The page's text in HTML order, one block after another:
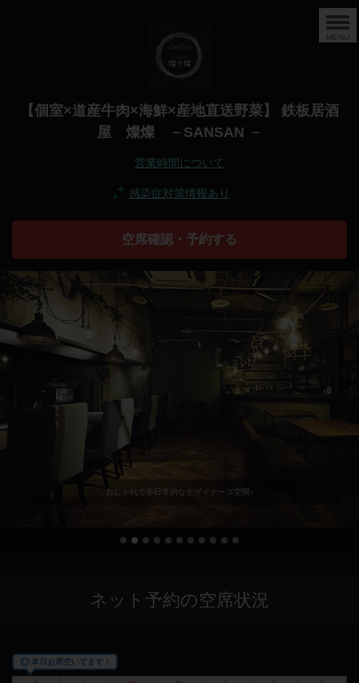
MENU
【個室×道産牛肉×海鮮×産地直送野菜】 鉄板居酒
屋 燦燦 －SANSAN －
営業時間について
感染症対策情報あり
空席確認・予約する
おしゃれで非日常的なデザイナーズ空間♪
ネット予約の空席状況
◎本日お席空いてます！